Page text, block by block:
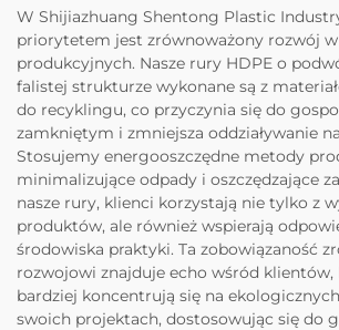
W Shijiazhuang Shentong Plastic
priorytetem jest zrównoważony rozwój
produkcyjnych. Nasze rury HDPE o
falistej strukturze wykonane są z
do recyklingu, co przyczynia się do
zamkniętym i zmniejsza oddziaływanie
Stosujemy energooszczędne metody
minimalizujące odpady i oszczędzające
nasze rury, klienci korzystają nie tylko z
produktów, ale również wspierają
środowiska praktyki. Ta zobowiązaność
rozwojowi znajduje echo wśród klientów,
bardziej koncentrują się na
swoich projektach, dostosowując się do